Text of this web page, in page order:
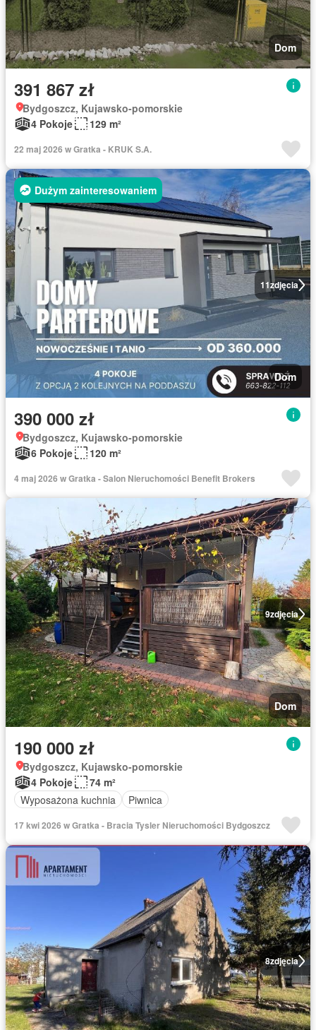
Dom
391 867 zł
Bydgoszcz, Kujawsko-pomorskie
4 Pokoje
129 m²
22 maj 2026 w Gratka - KRUK S.A.
11zdjęcia
Dużym zainteresowaniem
Dom
390 000 zł
Bydgoszcz, Kujawsko-pomorskie
6 Pokoje
120 m²
4 maj 2026 w Gratka - Salon Nieruchomości Benefit Brokers
9zdjęcia
Dom
190 000 zł
Bydgoszcz, Kujawsko-pomorskie
4 Pokoje
74 m²
Wyposażona kuchnia
Piwnica
17 kwi 2026 w Gratka - Bracia Tysler Nieruchomości Bydgoszcz
8zdjęcia